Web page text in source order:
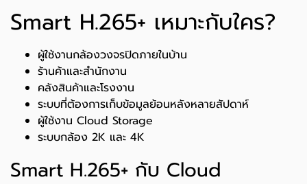
Smart H.265+ เหมาะกับใคร?
ผู้ใช้งานกล้องวงจรปิดภายในบ้าน
ร้านค้าและสำนักงาน
คลังสินค้าและโรงงาน
ระบบที่ต้องการเก็บข้อมูลย้อนหลังหลายสัปดาห์
ผู้ใช้งาน Cloud Storage
ระบบกล้อง 2K และ 4K
Smart H.265+ กับ Cloud